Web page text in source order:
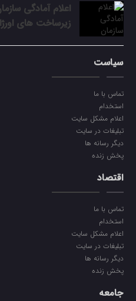
اعلام آمادگی
زیرساخت‌ های
سیاست
تماس با ما
استخدام
اعلام مشکل سایت
تبلیغات در سایت
دیگر رسانه ها
پخش زنده
اقتصاد
تماس با ما
استخدام
اعلام مشکل سایت
تبلیغات در سایت
دیگر رسانه ها
پخش زنده
جامعه